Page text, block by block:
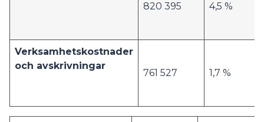
820 395
4,5 %
Verksamhetskostnader
och avskrivningar
761 527 1,7 %